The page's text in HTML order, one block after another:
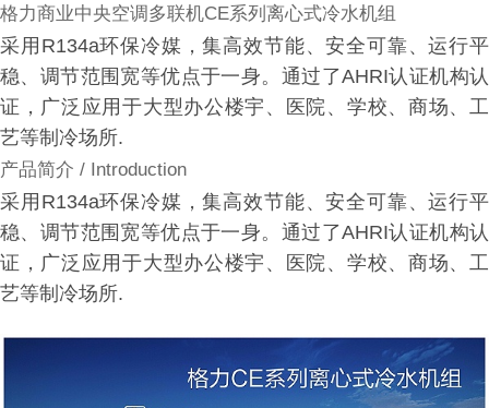
格力商业中央空调多联机CE系列离心式冷水机组
采用R134a环保冷媒，集高效节能、安全可靠、运行平
稳、调节范围宽等优点于一身。通过了AHRI认证机构认
证，广泛应用于大型办公楼宇、医院、学校、商场、工
艺等制冷场所.
产品简介 / Introduction
采用R134a环保冷媒，集高效节能、安全可靠、运行平
稳、调节范围宽等优点于一身。通过了AHRI认证机构认
证，广泛应用于大型办公楼宇、医院、学校、商场、工
艺等制冷场所.